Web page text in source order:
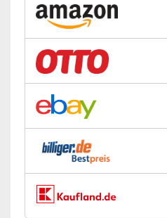
Vorteile
Amazon Lieferzeit